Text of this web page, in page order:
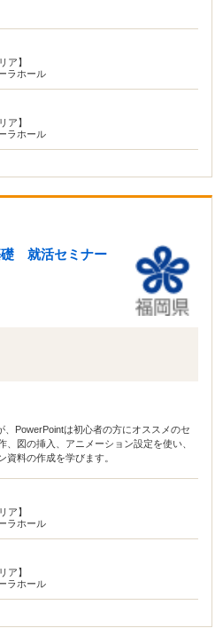
ア】
ラホール
ア】
ラホール
礎 就活セミナー
PowerPointは初心者の方にオススメのセ
、図の挿入、アニメーション設定を使い、
資料の作成を学びます。
ア】
ラホール
ア】
ラホール